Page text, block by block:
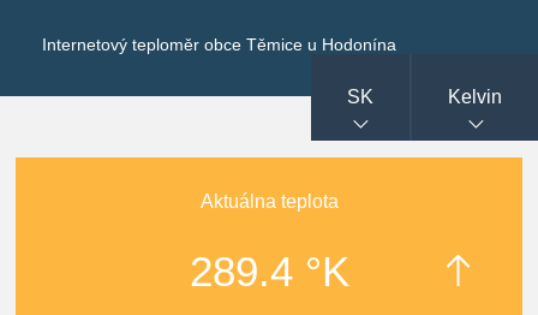
Internetový teploměr obce Těmice u Hodonína
SK Kelvin
Aktuálna teplota
289.4 °K